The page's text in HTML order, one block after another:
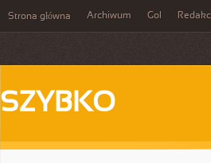
Strona główna Archiwum Gol
SZYBKO